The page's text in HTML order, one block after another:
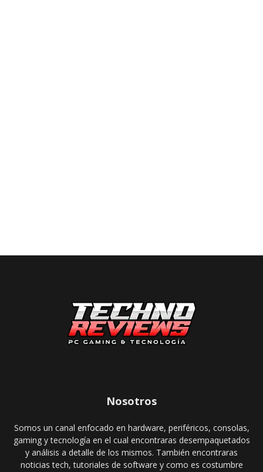
Nosotros
Somos un canal enfocado en hardware, periféricos, consolas,
gaming y tecnología en el cual encontraras desempaquetados
y análisis a detalle de los mismos. También encontraras
noticias tech, tutoriales de software y como es costumbre